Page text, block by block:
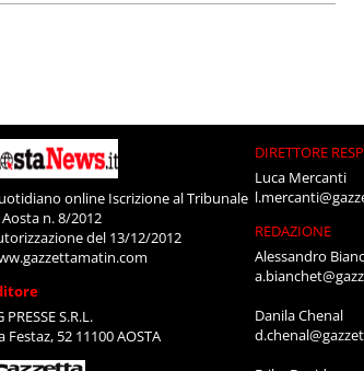
online Iscrizione al Tribunale
n. 8/2012
del 13/12/2012
PRESSE S.R.L.
Festaz, 52 11100 AOSTA
DIRETTORE
Luca Mercanti
REDAZIONE
Alessandro
Danila Chenal